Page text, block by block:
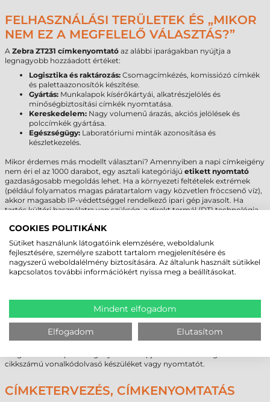
FELHASZNÁLÁSI TERÜLETEK ÉS „MIKOR
NEM EZ A MEGFELELŐ VÁLASZTÁS?”
A Zebra ZT231 címkenyomtató az alábbi iparágakban nyújtja a
legnagyobb hozzáadott értéket:
Logisztika és raktározás: Csomagcímkézés, komissiózó címkék
és palettaazonosítók készítése.
Gyártás: Munkalapok kísérőkártyái, alkatrészjelölés és
minőségbiztosítási címkék nyomtatása.
Kereskedelem: Nagy volumenű árazás, akciós jelölések és
polccímkék gyártása.
Egészségügy: Laboratóriumi minták azonosítása és
készletkezelés.
Mikor érdemes más modellt választani? Amennyiben a napi címkeigény
nem éri el az 1000 darabot, egy asztali kategóriájú etikett nyomtató
gazdaságosabb megoldás lehet. Ha a környezeti feltételek extrémek
(például folyamatos magas páratartalom vagy közvetlen fröccsenő víz),
akkor magasabb IP-védettséggel rendelkező ipari gép javasolt. Ha
tartós kültéri használatra van szükség, a direkt termál (DT) technológia
válik; ilyenkor atermál transzfer
ZEBRA ZT231 (ZT23143-T0E000FZ)
ETIKETT NYOMTATÓ - CSOMAG
Zebra ZT231 közepes teljesítményű címkenyomtató, 4"-os érintőkijelző,
300 dpi, termál transzfer, USB, RS232, Ethernet, BTLE, USB Host, EZPL
Fontos figyelembe venni, hogy egy adott gyártó modelljéhez többféle
cikkszámú termék tartozik, melyek tudásban, csomag tartalmában és
cikkszámú vonalkódolvasó készüléket vagy nyomtatót.
CÍMKETERVEZÉS, CÍMKENYOMTATÁS
COOKIES POLITIKÁNK
Sütiket használunk látogatóink elemzésére, weboldalunk
fejlesztésére, személyre szabott tartalom megjelenítésére és
nagyszerű weboldalélmény biztosítására. Az általunk használt sütikkel
kapcsolatos további információkért nyissa meg a beállításokat.
Mindent elfogadom
Elfogadom Elutasítom